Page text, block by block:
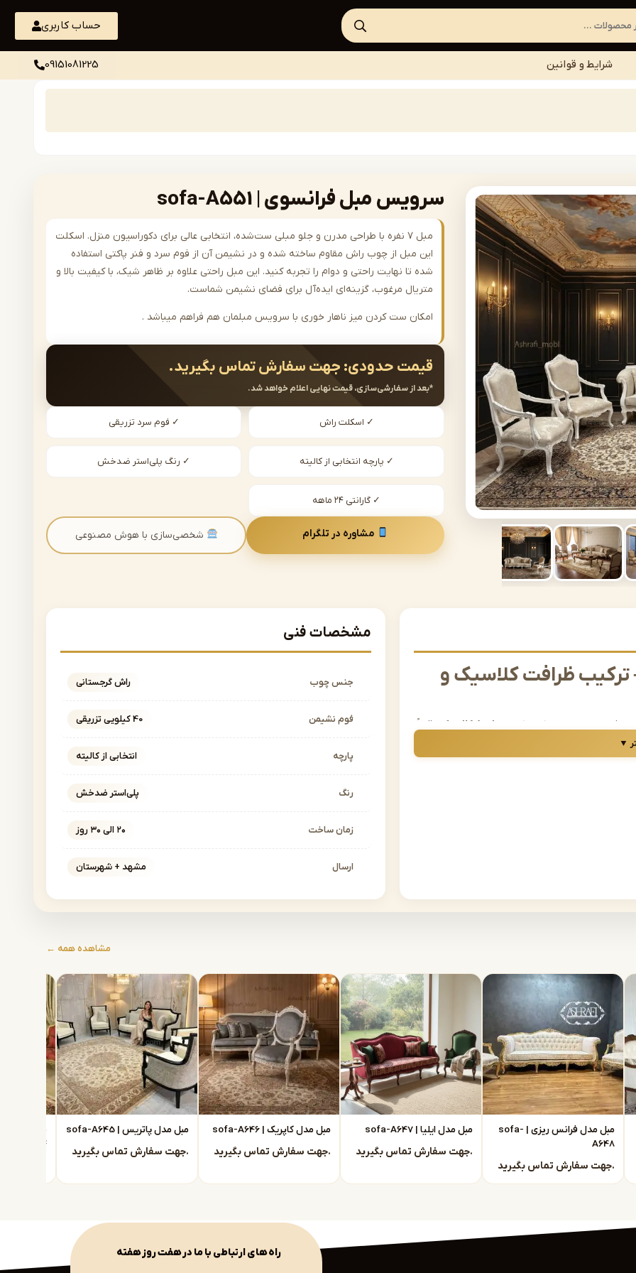
حساب کاربری
شرایط و قوانین 09151081225
سرویس مبل فرانسوی | sofa-A551
مبل ۷ نفره با طراحی مدرن و جلو مبلی ست‌شده، انتخابی عالی برای دکوراسیون منزل. اسکلت
این مبل از چوب راش مقاوم ساخته شده و در نشیمن آن از فوم سرد و فنر پاکتی استفاده
شده تا نهایت راحتی و دوام را تجربه کنید. این مبل راحتی علاوه بر ظاهر شیک، با کیفیت بالا و
متریال مرغوب، گزینه‌ای ایده‌آل برای فضای نشیمن شماست.
امکان ست کردن میز ناهار خوری با سرویس مبلمان هم فراهم میباشد .
قیمت حدودی: جهت سفارش تماس بگیرید.
*بعد از سفارشی‌سازی، قیمت نهایی اعلام خواهد شد.
✓ اسکلت راش ✓ فوم سرد تزریقی
✓ پارچه انتخابی از کالیته ✓ رنگ پلی‌استر ضدخش
✓ گارانتی ۲۴ ماهه
مشاوره در تلگرام شخصی‌سازی با هوش مصنوعی
ظرافت کلاسیک و
فرم‌های امروزی ترکیب کند، مبل نئوکلاسیک
دقیقاً
اخیر در دکوراسیون داخلی بسیار پرطرفدار
نئوکلاسیک در مشهد را دارید، در جای درستی
مبل نئوکلاسیک در مشهد
انتخابی بسیار هوشمندانه
از تولیدی
با تولیدی مبل نئوکلاسیک مشهد در ارتباط
فروش راحت است.
بررسی کنید، از جمله:
▼
مشخصات فنی
جنس چوب راش گرجستانی
فوم نشیمن 40 کیلویی تزریقی
پارچه انتخابی از کالیته
رنگ پلی‌استر ضدخش
زمان ساخت ۲۰ الی ۳۰ روز
ارسال مشهد + شهرستان
مشاهده همه ←
مبل مدل فرانس ریزی | sofa-
A648
جهت سفارش تماس بگیرید.
مبل مدل ایلیا | sofa-A647
جهت سفارش تماس بگیرید.
مبل مدل کاپریک | sofa-A646
جهت سفارش تماس بگیرید.
مبل مدل پاتریس | sofa-A645
جهت سفارش تماس بگیرید.
A644
راه های ارتباطی با ما در هفت روز هفته